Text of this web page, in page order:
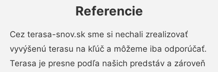
Referencie
Cez terasa-snov.sk sme si nechali zrealizovať
vyvýšenú terasu na kľúč a môžeme iba odporúčať.
Terasa je presne podľa našich predstáv a zároveň